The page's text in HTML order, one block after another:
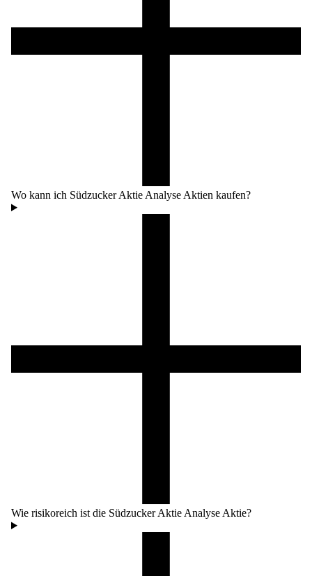
Wo kann ich Südzucker Aktie Analyse Aktien kaufen?
Wie risikoreich ist die Südzucker Aktie Analyse Aktie?